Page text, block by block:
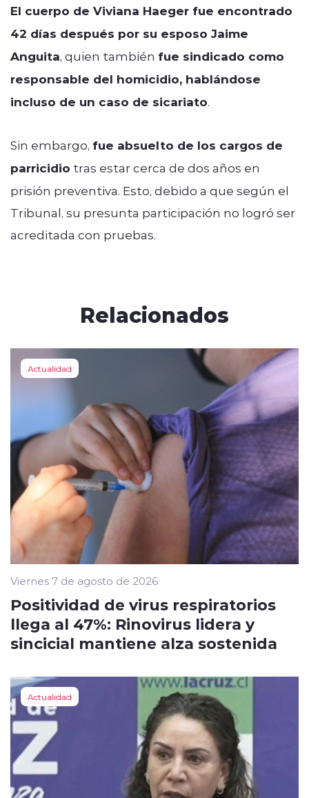
El cuerpo de Viviana Haeger fue encontrado
42 días después por su esposo Jaime
Anguita, quien también fue sindicado como
responsable del homicidio, hablándose
incluso de un caso de sicariato.
Sin embargo, fue absuelto de los cargos de
parricidio tras estar cerca de dos años en
prisión preventiva. Esto, debido a que según el
Tribunal, su presunta participación no logró ser
acreditada con pruebas.
Relacionados
Actualidad
Viernes 7 de agosto de 2026
Positividad de virus respiratorios
llega al 47%: Rinovirus lidera y
sincicial mantiene alza sostenida
Actualidad